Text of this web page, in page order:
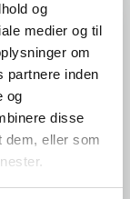
og
medier og til
om
partnere inden
og
disse
dem, eller som